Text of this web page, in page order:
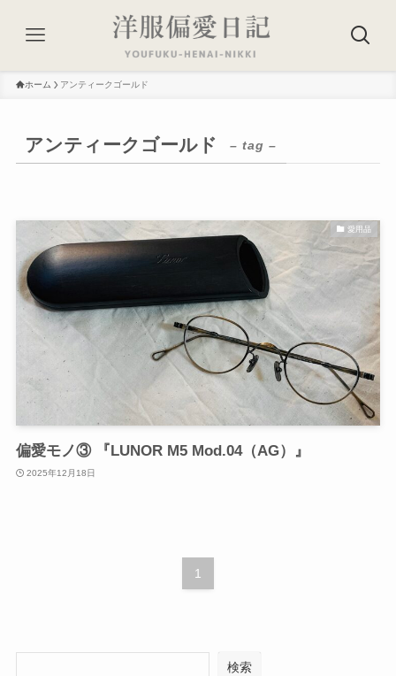
ホーム アンティークゴールド
アンティークゴールド – tag –
愛用品
偏愛モノ③ 『LUNOR M5 Mod.04（AG）』
2025年12月18日
1
検索